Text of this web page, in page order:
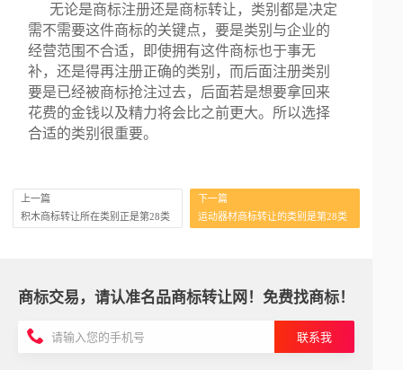
无论是商标注册还是商标转让，类别都是决定
需不需要这件商标的关键点，要是类别与企业的
经营范围不合适，即使拥有这件商标也于事无
补，还是得再注册正确的类别，而后面注册类别
要是已经被商标抢注过去，后面若是想要拿回来
花费的金钱以及精力将会比之前更大。所以选择
合适的类别很重要。
上一篇
积木商标转让所在类别正是第28类
下一篇
运动器材商标转让的类别是第28类
商标交易，请认准名品商标转让网！免费找商标！
联系我